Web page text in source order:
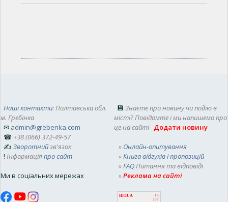
Наші контакти: Полтавська обл.
м. Гребінка
✉ admin@grebenka.com
☎ +38 (066) 372-49-57
✍ Зворотнийзв'язок
! Інформаціяпро сайт
Ми в соціальних мережах
💾 Знаєте про новину чи подію в
місті? Повідомте і ми напишемо про
це на сайті Додати новину
» Онлайн-опитування
»Книга відгуків і пропозицій
»FAQПитання та відповіді
»Реклама на сайті
HIT.UA
16
237